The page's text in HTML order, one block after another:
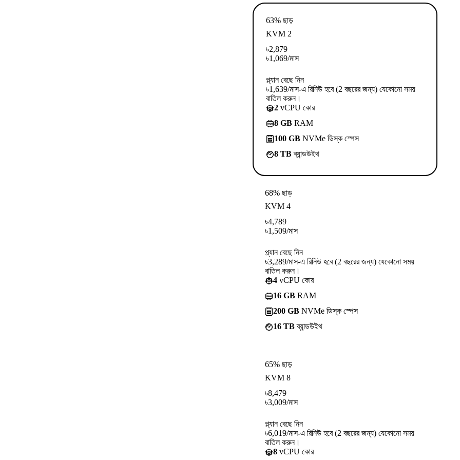
63% ছাড়
KVM 2
৳2,879
৳1,069/মাস
প্ল্যান বেছে নিন
৳1,639/মাস-এ রিনিউ হবে (2 বছরের জন্য) যেকোনো সময়
বাতিল করুন।
2 vCPU কোর
8 GB RAM
100 GB NVMe ডিস্ক স্পেস
8 TBব্যান্ডউইথ
68% ছাড়
KVM 4
৳4,789
৳1,509/মাস
প্ল্যান বেছে নিন
৳3,289/মাস-এ রিনিউ হবে (2 বছরের জন্য) যেকোনো সময়
বাতিল করুন।
4 vCPU কোর
16 GB RAM
200 GB NVMe ডিস্ক স্পেস
16 TBব্যান্ডউইথ
65% ছাড়
KVM 8
৳8,479
৳3,009/মাস
প্ল্যান বেছে নিন
৳6,019/মাস-এ রিনিউ হবে (2 বছরের জন্য) যেকোনো সময়
বাতিল করুন।
8 vCPU কোর